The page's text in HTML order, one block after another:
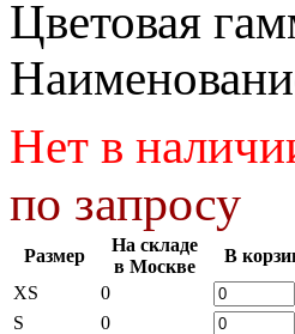
Цветовая
Нет в
по запросу
Размер
На складе
в Москве
В
XS
0
S
0